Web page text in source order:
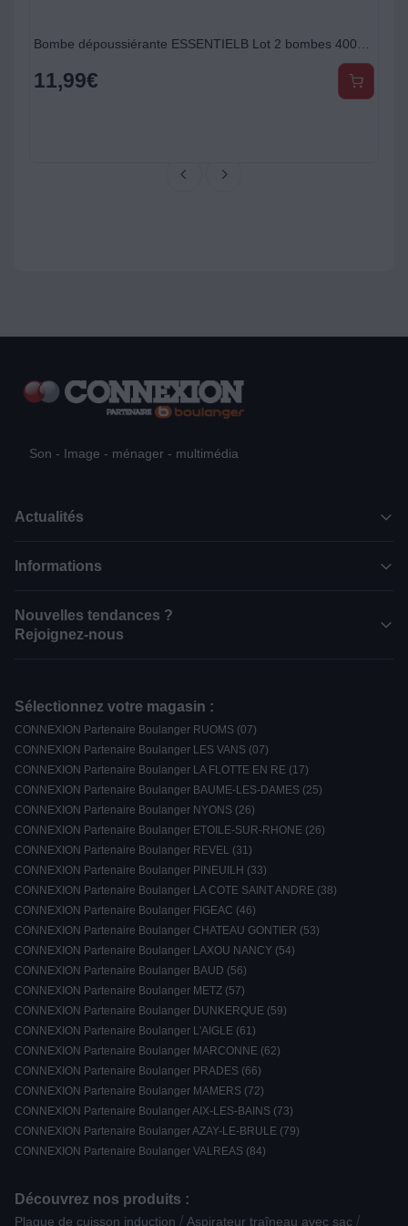
11,99€
Son - Image - ménager - multimédia
Actualités
Informations
Nouvelles tendances ?
Rejoignez-nous
Sélectionnez votre magasin :
CONNEXION Partenaire Boulanger RUOMS (07)
CONNEXION Partenaire Boulanger LES VANS (07)
CONNEXION Partenaire Boulanger LA FLOTTE EN RE (17)
CONNEXION Partenaire Boulanger BAUME-LES-DAMES (25)
CONNEXION Partenaire Boulanger NYONS (26)
CONNEXION Partenaire Boulanger ETOILE-SUR-RHONE (26)
CONNEXION Partenaire Boulanger REVEL (31)
CONNEXION Partenaire Boulanger PINEUILH (33)
CONNEXION Partenaire Boulanger LA COTE SAINT ANDRE (38)
CONNEXION Partenaire Boulanger FIGEAC (46)
CONNEXION Partenaire Boulanger CHATEAU GONTIER (53)
CONNEXION Partenaire Boulanger LAXOU NANCY (54)
CONNEXION Partenaire Boulanger BAUD (56)
CONNEXION Partenaire Boulanger METZ (57)
CONNEXION Partenaire Boulanger DUNKERQUE (59)
CONNEXION Partenaire Boulanger L'AIGLE (61)
CONNEXION Partenaire Boulanger MARCONNE (62)
CONNEXION Partenaire Boulanger PRADES (66)
CONNEXION Partenaire Boulanger MAMERS (72)
CONNEXION Partenaire Boulanger AIX-LES-BAINS (73)
CONNEXION Partenaire Boulanger AZAY-LE-BRULE (79)
CONNEXION Partenaire Boulanger VALREAS (84)
Découvrez nos produits :
Plaque de cuisson induction / Aspirateur traîneau avec sac /